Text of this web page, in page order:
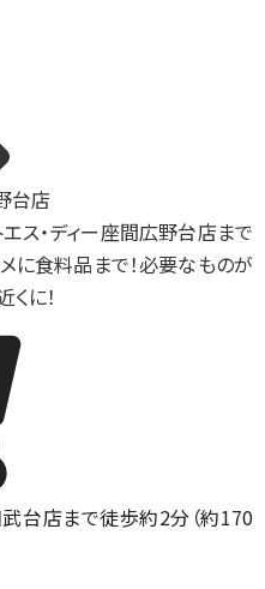
エス・ディー座間広野台店まで
に食料品まで！必要なものが
に！
台店まで徒歩約2分（約170